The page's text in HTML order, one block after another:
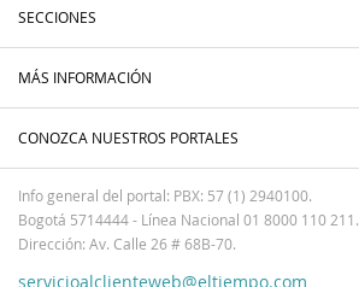
SECCIONES
MÁS INFORMACIÓN
CONOZCA NUESTROS PORTALES
Info general del portal: PBX: 57 (1) 2940100.
Bogotá 5714444 - Línea Nacional 01 8000 110 211.
Dirección: Av. Calle 26 # 68B-70.
servicioalclienteweb@eltiempo.com